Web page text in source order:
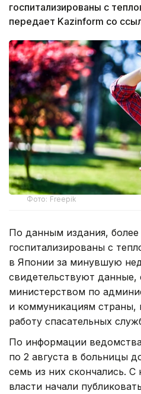
госпитализированы с
передает Kazinform со
Фото: Freepik
По данным издания,
госпитализированы с
в Японии за минувшую
свидетельствуют данные,
министерством по
и коммуникациям страны,
работу спасательных
По информации
по 2 августа в больницы
семь из них скончались. С
власти начали